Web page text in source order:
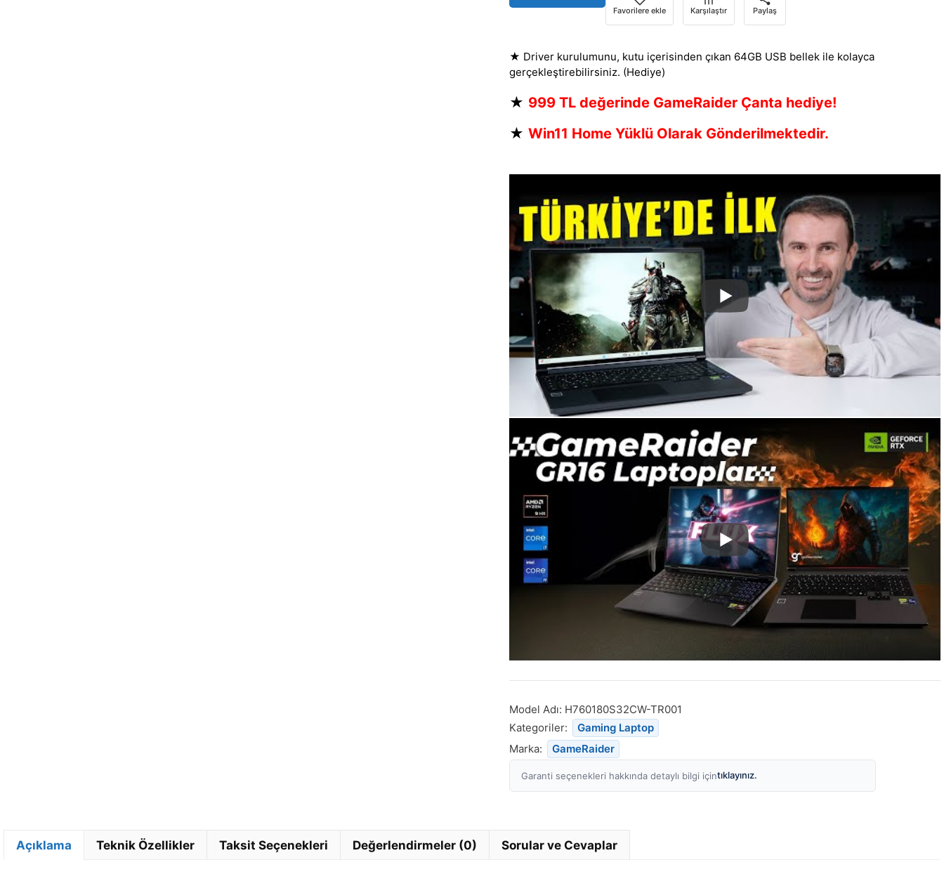
Favorilere ekle Karşılaştır Paylaş
★ Driver kurulumunu, kutu içerisinden çıkan 64GB USB bellek ile kolayca
gerçekleştirebilirsiniz. (Hediye)
★ 999 TL değerinde GameRaider Çanta hediye!
★Win11 Home Yüklü Olarak Gönderilmektedir.
Model Adı: H760180S32CW-TR001
Kategoriler:
Gaming Laptop
Marka:
GameRaider
Garanti seçenekleri hakkında detaylı bilgi içintıklayınız.
Açıklama Teknik Özellikler Taksit Seçenekleri Değerlendirmeler (0) Sorular ve Cevaplar